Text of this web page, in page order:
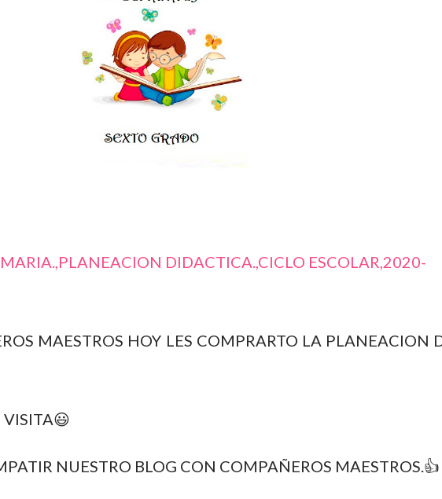
DIDACTICA.,CICLO ESCOLAR,2020-
MAESTROS HOY LES COMPRARTO LA PLANEACION
VISITA😃
NUESTRO BLOG CON COMPAÑEROS MAESTROS.👍